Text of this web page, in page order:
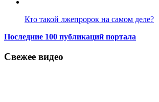
Кто такой лжепророк на самом деле?
Последние 100 публикаций портала
Свежее видео